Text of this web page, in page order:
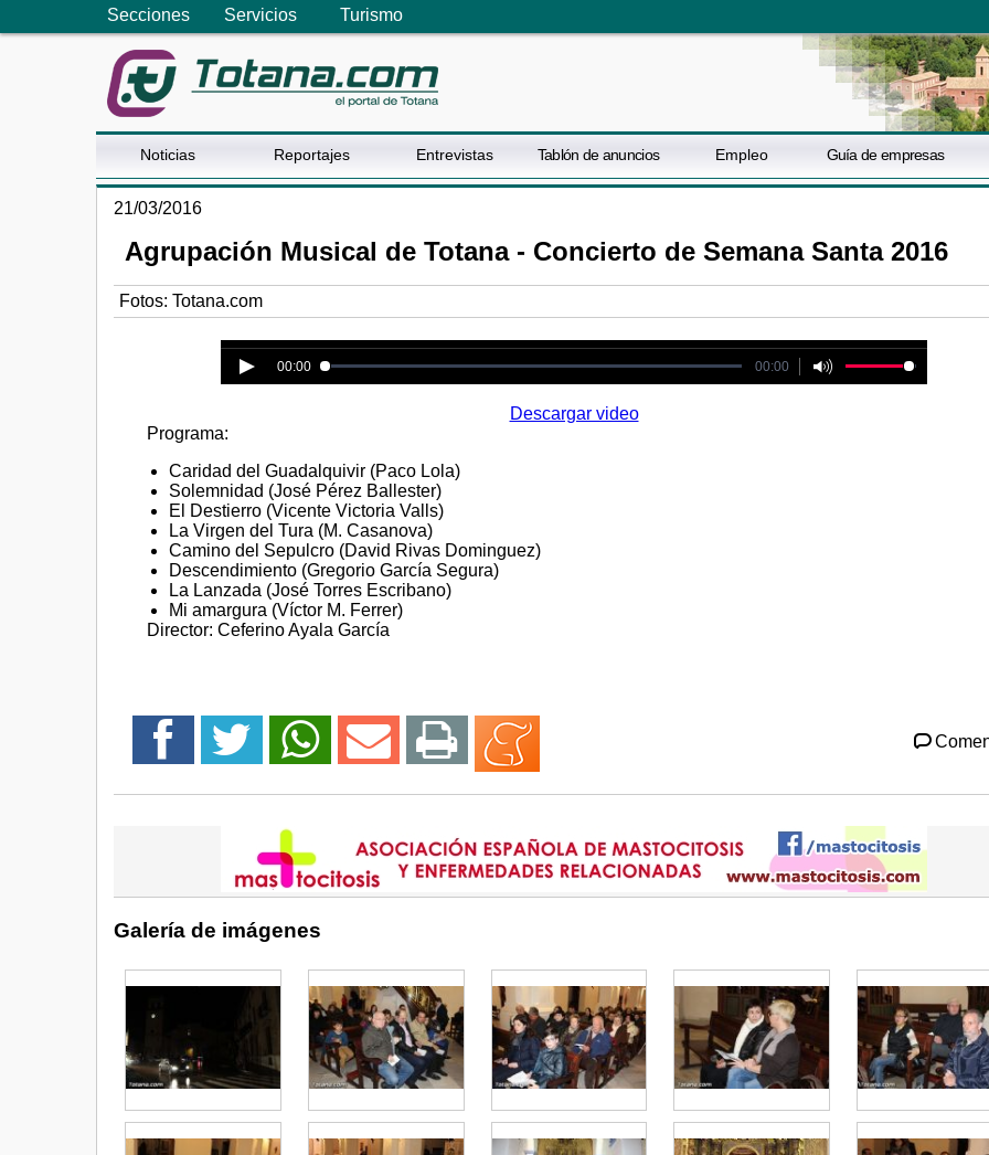
Secciones Servicios Turismo
Noticias Reportajes Entrevistas Tablón de anuncios Empleo Guía de empresas
21/03/2016
Agrupación Musical de Totana - Concierto de Semana Santa 2016
Fotos: Totana.com
Error loading media: File could not be played
00:00 00:00
Descargar video
Programa:
Caridad del Guadalquivir (Paco Lola)
Solemnidad (José Pérez Ballester)
El Destierro (Vicente Victoria Valls)
La Virgen del Tura (M. Casanova)
Camino del Sepulcro (David Rivas Dominguez)
Descendimiento (Gregorio García Segura)
La Lanzada (José Torres Escribano)
Mi amargura (Víctor M. Ferrer)
Director: Ceferino Ayala García
Galería de imágenes